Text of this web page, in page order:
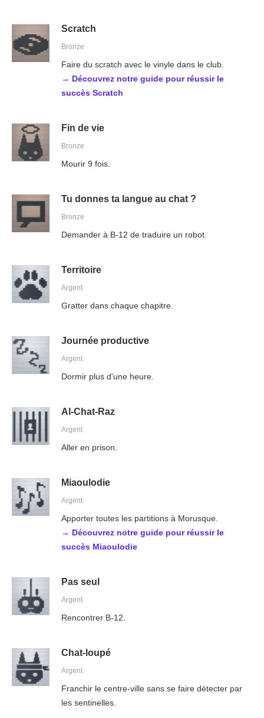
Scratch
Bronze
Faire du scratch avec le vinyle dans le club.
→ Découvrez notre guide pour réussir le
succès Scratch
Fin de vie
Bronze
Mourir 9 fois.
Tu donnes ta langue au chat ?
Bronze
Demander à B-12 de traduire un robot.
Territoire
Argent
Gratter dans chaque chapitre.
Journée productive
Argent
Dormir plus d'une heure.
Al-Chat-Raz
Argent
Aller en prison.
Miaoulodie
Argent
Apporter toutes les partitions à Morusque.
→ Découvrez notre guide pour réussir le
succès Miaoulodie
Pas seul
Argent
Rencontrer B-12.
Chat-loupé
Argent
Franchir le centre-ville sans se faire détecter par
les sentinelles.